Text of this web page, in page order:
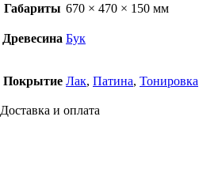
Габариты 670 × 470 × 150 мм
Древесина Бук
Покрытие Лак, Патина, Тонировка
Доставка и оплата